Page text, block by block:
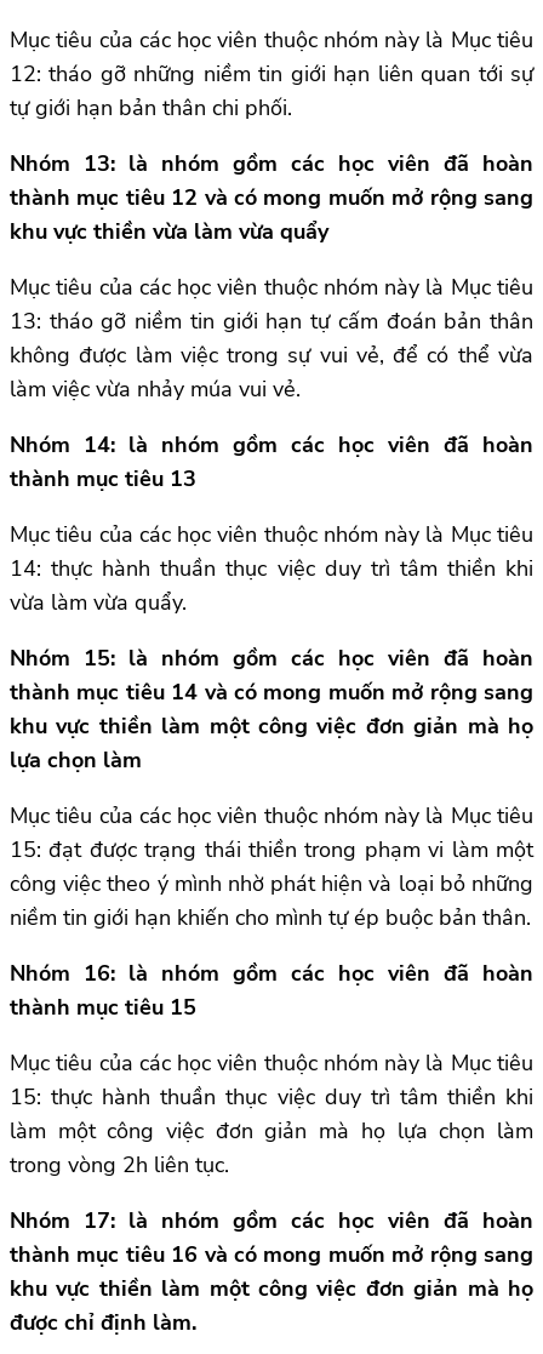
Mục tiêu của các học viên thuộc nhóm này là Mục tiêu
12: tháo gỡ những niềm tin giới hạn liên quan tới sự
tự giới hạn bản thân chi phối.
Nhóm 13: là nhóm gồm các học viên đã hoàn
thành mục tiêu 12 và có mong muốn mở rộng sang
khu vực thiền vừa làm vừa quẩy
Mục tiêu của các học viên thuộc nhóm này là Mục tiêu
13: tháo gỡ niềm tin giới hạn tự cấm đoán bản thân
không được làm việc trong sự vui vẻ, để có thể vừa
làm việc vừa nhảy múa vui vẻ.
Nhóm 14: là nhóm gồm các học viên đã hoàn
thành mục tiêu 13
Mục tiêu của các học viên thuộc nhóm này là Mục tiêu
14: thực hành thuần thục việc duy trì tâm thiền khi
vừa làm vừa quẩy.
Nhóm 15: là nhóm gồm các học viên đã hoàn
thành mục tiêu 14 và có mong muốn mở rộng sang
khu vực thiền làm một công việc đơn giản mà họ
lựa chọn làm
Mục tiêu của các học viên thuộc nhóm này là Mục tiêu
15: đạt được trạng thái thiền trong phạm vi làm một
công việc theo ý mình nhờ phát hiện và loại bỏ những
niềm tin giới hạn khiến cho mình tự ép buộc bản thân.
Nhóm 16: là nhóm gồm các học viên đã hoàn
thành mục tiêu 15
Mục tiêu của các học viên thuộc nhóm này là Mục tiêu
15: thực hành thuần thục việc duy trì tâm thiền khi
làm một công việc đơn giản mà họ lựa chọn làm
trong vòng 2h liên tục.
Nhóm 17: là nhóm gồm các học viên đã hoàn
thành mục tiêu 16 và có mong muốn mở rộng sang
khu vực thiền làm một công việc đơn giản mà họ
được chỉ định làm.